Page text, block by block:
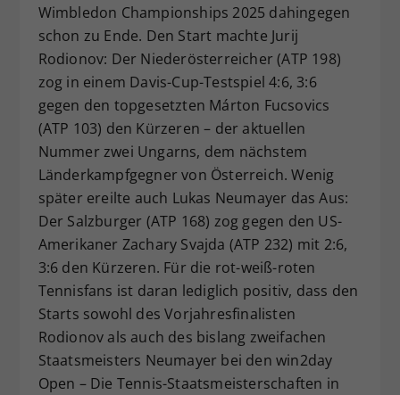
Wimbledon Championships 2025 dahingegen
schon zu Ende. Den Start machte Jurij
Rodionov: Der Niederösterreicher (ATP 198)
zog in einem Davis-Cup-Testspiel 4:6, 3:6
gegen den topgesetzten Márton Fucsovics
(ATP 103) den Kürzeren – der aktuellen
Nummer zwei Ungarns, dem nächstem
Länderkampfgegner von Österreich. Wenig
später ereilte auch Lukas Neumayer das Aus:
Der Salzburger (ATP 168) zog gegen den US-
Amerikaner Zachary Svajda (ATP 232) mit 2:6,
3:6 den Kürzeren. Für die rot-weiß-roten
Tennisfans ist daran lediglich positiv, dass den
Starts sowohl des Vorjahresfinalisten
Rodionov als auch des bislang zweifachen
Staatsmeisters Neumayer bei den win2day
Open – Die Tennis-Staatsmeisterschaften in